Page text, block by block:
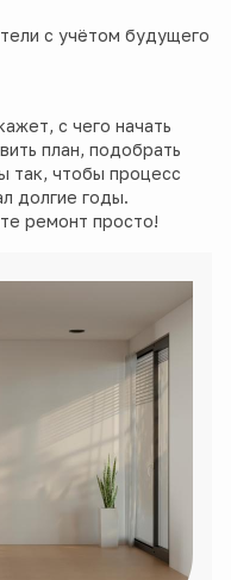
с учётом будущего
с чего начать
план, подобрать
так, чтобы процесс
долгие годы.
ремонт просто!